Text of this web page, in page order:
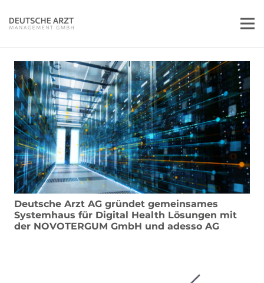
Deutsche Arzt AG gründet gemeinsames
Systemhaus für Digital Health Lösungen mit
der NOVOTERGUM GmbH und adesso AG